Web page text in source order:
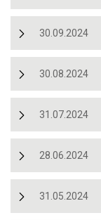
30.09.2024
30.08.2024
31.07.2024
28.06.2024
31.05.2024